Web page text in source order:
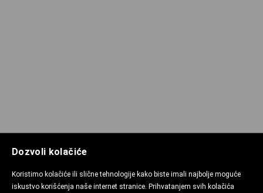
Dozvoli kolačiće
Koristimo kolačiće ili slične tehnologije kako biste imali najbolje moguće
iskustvo korišćenja naše internet stranice. Prihvatanjem svih kolačića